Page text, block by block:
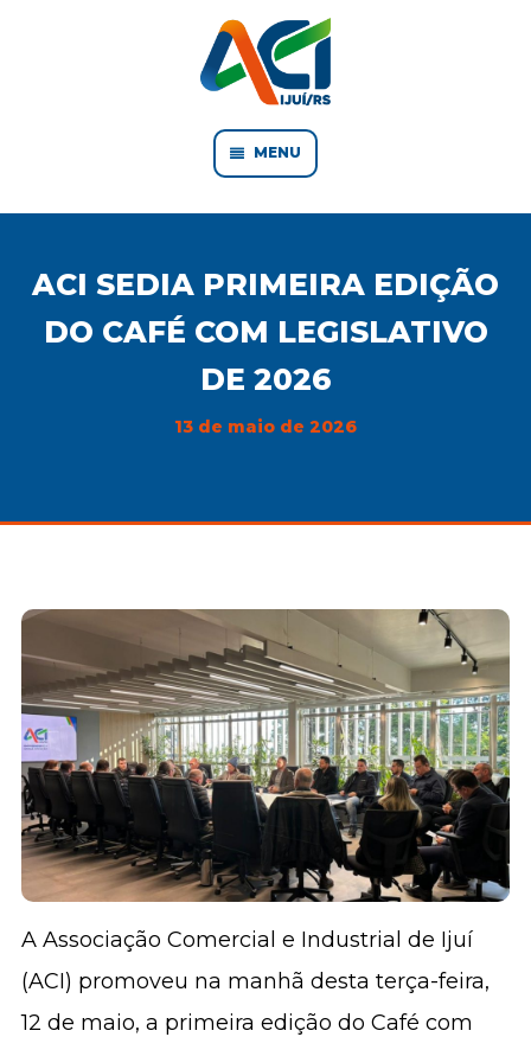
MENU
ACI SEDIA PRIMEIRA EDIÇÃO
DO CAFÉ COM LEGISLATIVO
DE 2026
13 de maio de 2026
A Associação Comercial e Industrial de Ijuí
(ACI) promoveu na manhã desta terça-feira,
12 de maio, a primeira edição do Café com